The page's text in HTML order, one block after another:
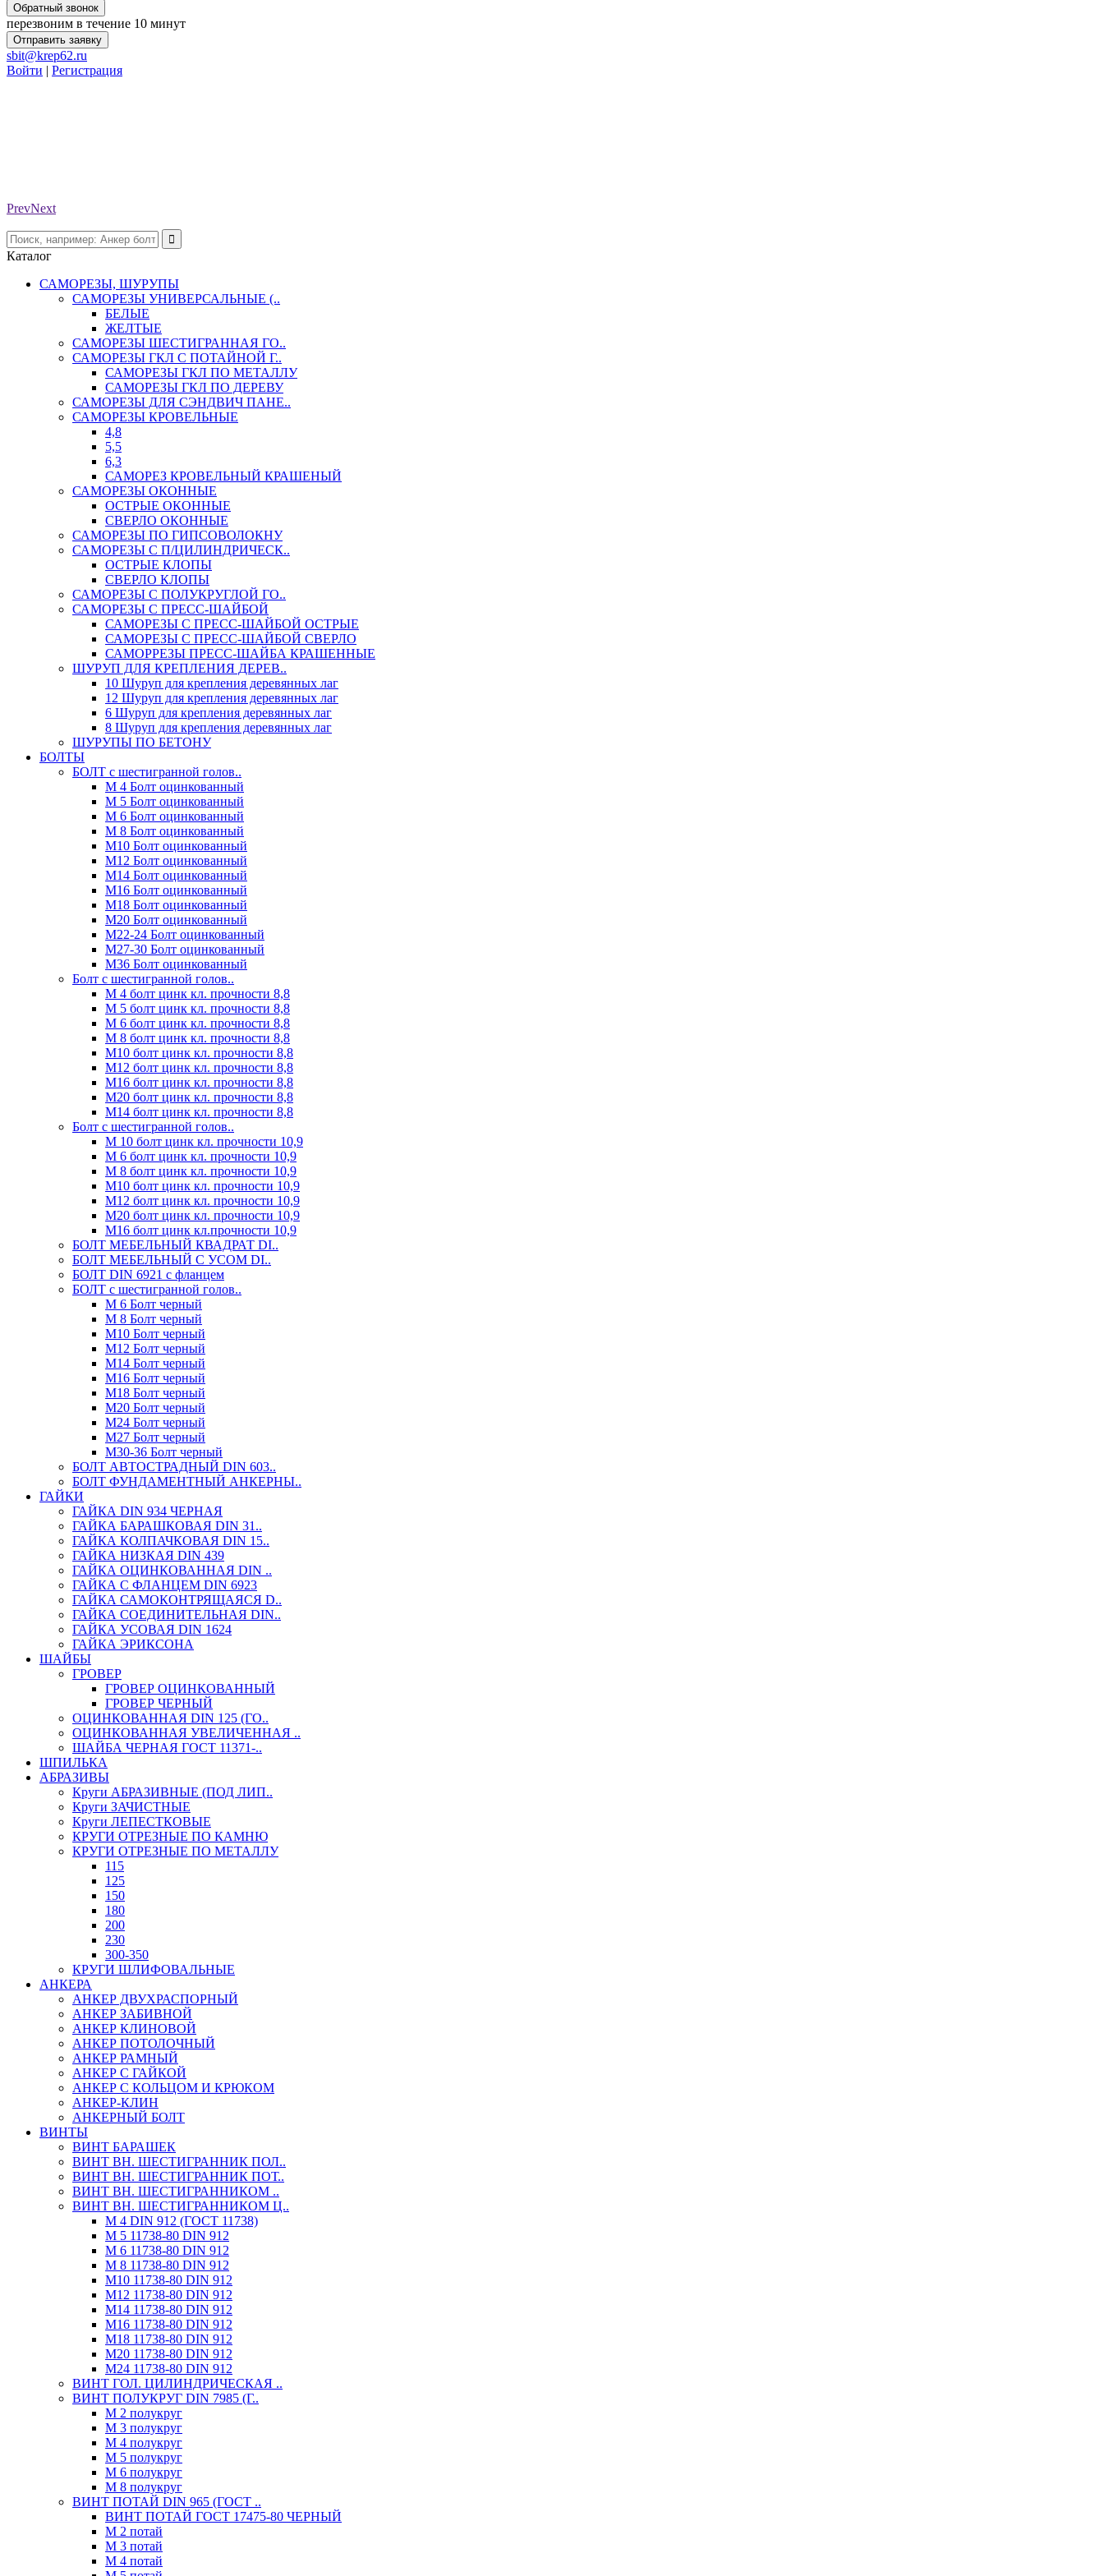
Обратный звонок
перезвоним в течение 10 минут
Отправить заявку
sbit@krep62.ru
Войти | Регистрация
PrevNext
Каталог
САМОРЕЗЫ, ШУРУПЫ
САМОРЕЗЫ УНИВЕРСАЛЬНЫЕ (..
БЕЛЫЕ
ЖЕЛТЫЕ
САМОРЕЗЫ ШЕСТИГРАННАЯ ГО..
САМОРЕЗЫ ГКЛ С ПОТАЙНОЙ Г..
САМОРЕЗЫ ГКЛ ПО МЕТАЛЛУ
САМОРЕЗЫ ГКЛ ПО ДЕРЕВУ
САМОРЕЗЫ ДЛЯ СЭНДВИЧ ПАНЕ..
САМОРЕЗЫ КРОВЕЛЬНЫЕ
4,8
5,5
6,3
САМОРЕЗ КРОВЕЛЬНЫЙ КРАШЕНЫЙ
САМОРЕЗЫ ОКОННЫЕ
ОСТРЫЕ ОКОННЫЕ
СВЕРЛО ОКОННЫЕ
САМОРЕЗЫ ПО ГИПСОВОЛОКНУ
САМОРЕЗЫ С П/ЦИЛИНДРИЧЕСК..
ОСТРЫЕ КЛОПЫ
СВЕРЛО КЛОПЫ
САМОРЕЗЫ С ПОЛУКРУГЛОЙ ГО..
САМОРЕЗЫ С ПРЕСС-ШАЙБОЙ
САМОРЕЗЫ С ПРЕСС-ШАЙБОЙ ОСТРЫЕ
САМОРЕЗЫ С ПРЕСС-ШАЙБОЙ СВЕРЛО
САМОРРЕЗЫ ПРЕСС-ШАЙБА КРАШЕННЫЕ
ШУРУП ДЛЯ КРЕПЛЕНИЯ ДЕРЕВ..
10 Шуруп для крепления деревянных лаг
12 Шуруп для крепления деревянных лаг
6 Шуруп для крепления деревянных лаг
8 Шуруп для крепления деревянных лаг
ШУРУПЫ ПО БЕТОНУ
БОЛТЫ
БОЛТ с шестигранной голов..
М 4 Болт оцинкованный
М 5 Болт оцинкованный
М 6 Болт оцинкованный
М 8 Болт оцинкованный
М10 Болт оцинкованный
М12 Болт оцинкованный
М14 Болт оцинкованный
М16 Болт оцинкованный
М18 Болт оцинкованный
М20 Болт оцинкованный
М22-24 Болт оцинкованный
М27-30 Болт оцинкованный
М36 Болт оцинкованный
Болт с шестигранной голов..
М 4 болт цинк кл. прочности 8,8
М 5 болт цинк кл. прочности 8,8
М 6 болт цинк кл. прочности 8,8
М 8 болт цинк кл. прочности 8,8
М10 болт цинк кл. прочности 8,8
М12 болт цинк кл. прочности 8,8
М16 болт цинк кл. прочности 8,8
М20 болт цинк кл. прочности 8,8
М14 болт цинк кл. прочности 8,8
Болт с шестигранной голов..
М 10 болт цинк кл. прочности 10,9
М 6 болт цинк кл. прочности 10,9
М 8 болт цинк кл. прочности 10,9
М10 болт цинк кл. прочности 10,9
М12 болт цинк кл. прочности 10,9
М20 болт цинк кл. прочности 10,9
М16 болт цинк кл.прочности 10,9
БОЛТ МЕБЕЛЬНЫЙ КВАДРАТ DI..
БОЛТ МЕБЕЛЬНЫЙ С УСОМ DI..
БОЛТ DIN 6921 c фланцем
БОЛТ с шестигранной голов..
М 6 Болт черный
М 8 Болт черный
М10 Болт черный
М12 Болт черный
М14 Болт черный
М16 Болт черный
М18 Болт черный
М20 Болт черный
М24 Болт черный
М27 Болт черный
М30-36 Болт черный
БОЛТ АВТОСТРАДНЫЙ DIN 603..
БОЛТ ФУНДАМЕНТНЫЙ АНКЕРНЫ..
ГАЙКИ
ГАЙКА DIN 934 ЧЕРНАЯ
ГАЙКА БАРАШКОВАЯ DIN 31..
ГАЙКА КОЛПАЧКОВАЯ DIN 15..
ГАЙКА НИЗКАЯ DIN 439
ГАЙКА ОЦИНКОВАННАЯ DIN ..
ГАЙКА С ФЛАНЦЕМ DIN 6923
ГАЙКА САМОКОНТРЯЩАЯСЯ D..
ГАЙКА СОЕДИНИТЕЛЬНАЯ DIN..
ГАЙКА УСОВАЯ DIN 1624
ГАЙКА ЭРИКСОНА
ШАЙБЫ
ГРОВЕР
ГРОВЕР ОЦИНКОВАННЫЙ
ГРОВЕР ЧЕРНЫЙ
ОЦИНКОВАННАЯ DIN 125 (ГО..
ОЦИНКОВАННАЯ УВЕЛИЧЕННАЯ ..
ШАЙБА ЧЕРНАЯ ГОСТ 11371-..
ШПИЛЬКА
АБРАЗИВЫ
Круги АБРАЗИВНЫЕ (ПОД ЛИП..
Круги ЗАЧИСТНЫЕ
Круги ЛЕПЕСТКОВЫЕ
КРУГИ ОТРЕЗНЫЕ ПО КАМНЮ
КРУГИ ОТРЕЗНЫЕ ПО МЕТАЛЛУ
115
125
150
180
200
230
300-350
КРУГИ ШЛИФОВАЛЬНЫЕ
АНКЕРА
АНКЕР ДВУХРАСПОРНЫЙ
АНКЕР ЗАБИВНОЙ
АНКЕР КЛИНОВОЙ
АНКЕР ПОТОЛОЧНЫЙ
АНКЕР РАМНЫЙ
АНКЕР С ГАЙКОЙ
АНКЕР С КОЛЬЦОМ И КРЮКОМ
АНКЕР-КЛИН
АНКЕРНЫЙ БОЛТ
ВИНТЫ
ВИНТ БАРАШЕК
ВИНТ ВН. ШЕСТИГРАННИК ПОЛ..
ВИНТ ВН. ШЕСТИГРАННИК ПОТ..
ВИНТ ВН. ШЕСТИГРАННИКОМ ..
ВИНТ ВН. ШЕСТИГРАННИКОМ Ц..
М 4 DIN 912 (ГОСТ 11738)
М 5 11738-80 DIN 912
М 6 11738-80 DIN 912
М 8 11738-80 DIN 912
М10 11738-80 DIN 912
М12 11738-80 DIN 912
М14 11738-80 DIN 912
М16 11738-80 DIN 912
М18 11738-80 DIN 912
М20 11738-80 DIN 912
М24 11738-80 DIN 912
ВИНТ ГОЛ. ЦИЛИНДРИЧЕСКАЯ ..
ВИНТ ПОЛУКРУГ DIN 7985 (Г..
М 2 полукруг
М 3 полукруг
М 4 полукруг
М 5 полукруг
М 6 полукруг
М 8 полукруг
ВИНТ ПОТАЙ DIN 965 (ГОСТ ..
ВИНТ ПОТАЙ ГОСТ 17475-80 ЧЕРНЫЙ
М 2 потай
М 3 потай
М 4 потай